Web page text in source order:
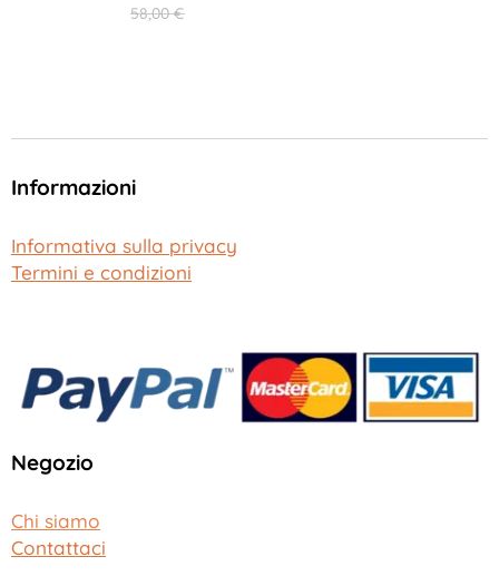
58,00€
Informazioni
Informativa sulla privacy
Termini e condizioni
Negozio
Chi siamo
Contattaci